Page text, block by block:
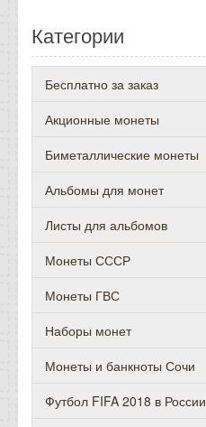
Категории
Бесплатно за заказ
Акционные монеты
Биметаллические монеты
Альбомы для монет
Листы для альбомов
Монеты СССР
Монеты ГВС
Наборы монет
Монеты и банкноты Сочи
Футбол FIFA 2018 в России